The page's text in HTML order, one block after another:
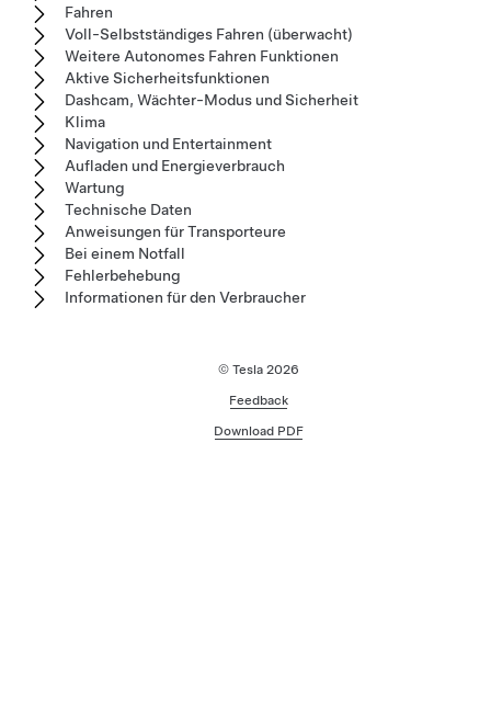
Fahren
Voll-Selbstständiges Fahren (überwacht)
Weitere Autonomes Fahren Funktionen
Aktive Sicherheitsfunktionen
Dashcam, Wächter-Modus und Sicherheit
Klima
Navigation und Entertainment
Aufladen und Energieverbrauch
Wartung
Technische Daten
Anweisungen für Transporteure
Bei einem Notfall
Fehlerbehebung
Informationen für den Verbraucher
© Tesla 2026
Feedback
Download PDF